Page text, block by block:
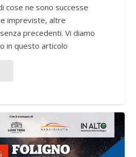
cose ne sono successe
impreviste, altre
precedenti. Vi diamo
in questo articolo